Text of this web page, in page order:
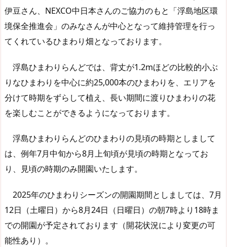
伊豆さん、NEXCO中日本さんのご協力のもと「浮島地区環
境保全推進会」のみなさんが中心となって維持管理を行っ
てくれているひまわり畑となっております。
浮島ひまわりらんどでは、背丈が1.2mほどの比較的小ぶ
りなひまわりを中心に約25,000本のひまわりを、エリアを
分けて時期をずらして植え、長い期間に渡りひまわりの花
を楽しむことができるようになっております。
浮島ひまわりらんどのひまわりの見頃の時期としまして
は、例年7月中旬から8月上旬頃が見頃の時期となってお
り、見頃の時期のみ開園いたします。
2025年のひまわりシーズンの開園期間としましては、7月
12日（土曜日）から8月24日（日曜日）の朝7時より18時ま
での開園が予定されております（開花状況により変更の可
能性あり）。